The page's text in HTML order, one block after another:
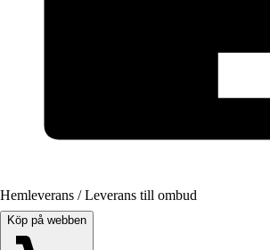
Hemleverans / Leverans till ombud
Köp på webben